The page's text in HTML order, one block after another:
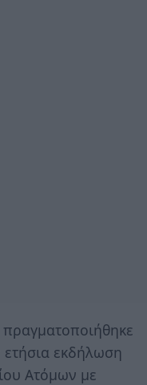
εκδήλωση
Ατόμων με